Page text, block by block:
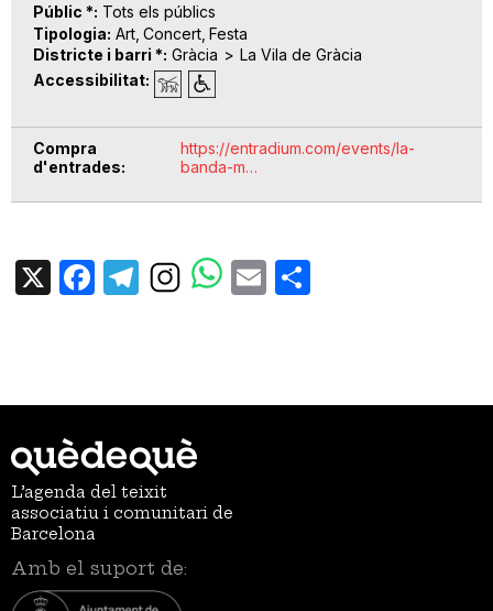
Públic * Tots els públics
Tipologia Art Concert Festa
Districte i barri * Gràcia
La Vila de Gràcia
Accessibilitat
Compra
d'entrades
https://entradium.com/events/la-
banda-m…
X Facebook
TelegramEmail
L’agenda del teixit
associatiu i comunitari de
Barcelona
Amb el suport de: